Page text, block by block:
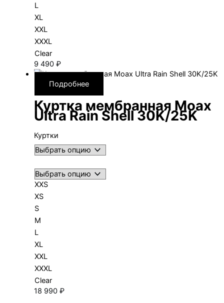
L
XL
XXL
XXXL
Clear
9 490 ₽
Подробнее
Куртка мембранная Moax
Ultra Rain Shell 30K/25K
Куртки
XXS
XS
S
M
L
XL
XXL
XXXL
Clear
18 990 ₽